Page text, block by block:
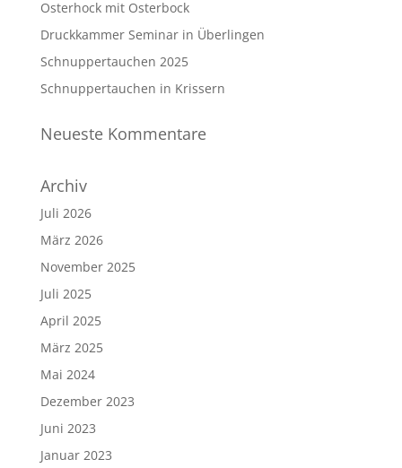
Osterhock mit Osterbock
Druckkammer Seminar in Überlingen
Schnuppertauchen 2025
Schnuppertauchen in Krissern
Neueste Kommentare
Archiv
Juli 2026
März 2026
November 2025
Juli 2025
April 2025
März 2025
Mai 2024
Dezember 2023
Juni 2023
Januar 2023